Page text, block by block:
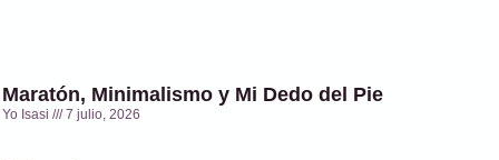
Maratón, Minimalismo y Mi Dedo del Pie
Yo Isasi 7 julio, 2026